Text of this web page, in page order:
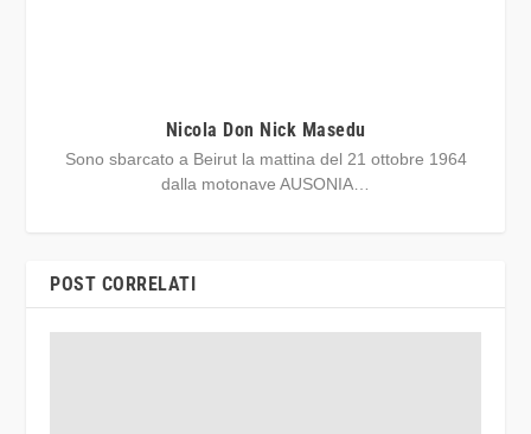
Nicola Don Nick Masedu
Sono sbarcato a Beirut la mattina del 21 ottobre 1964
dalla motonave AUSONIA…
POST CORRELATI